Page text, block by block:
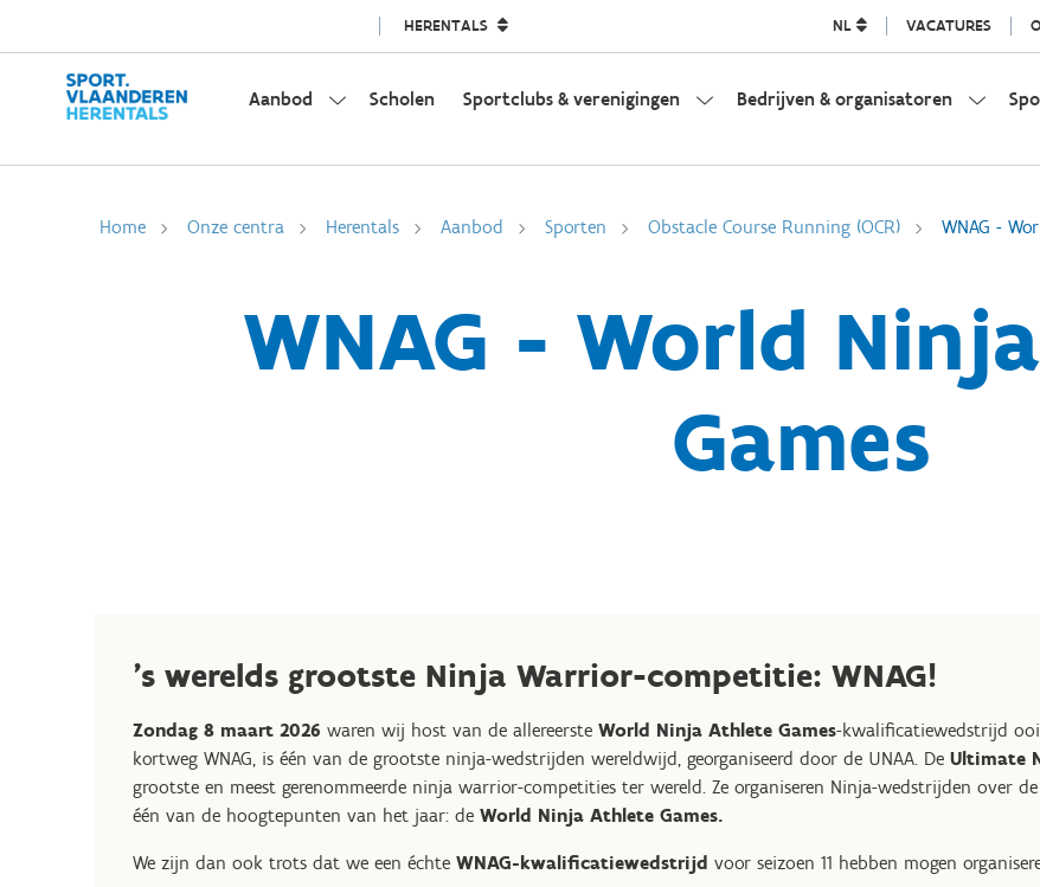
HERENTALS NL VACATURES
Aanbod Scholen Sportclubs & verenigingen Bedrijven & organisatoren
Home Onze centra Herentals Aanbod Sporten Obstacle Course Running (OCR) WNAG -
WNAG - World
Games
's werelds grootste Ninja Warrior-competitie: WNAG!
Zondag 8 maart 2026 waren wij host van de allereerste World Ninja Athlete Games-kwalificatiewedstrijd
kortweg WNAG, is één van de grootste ninja-wedstrijden wereldwijd, georganiseerd door de UNAA. De Ultimate
grootste en meest gerenommeerde ninja warrior-competities ter wereld. Ze organiseren Ninja-wedstrijden over
één van de hoogtepunten van het jaar: de World Ninja Athlete Games.
We zijn dan ook trots dat we een échte WNAG-kwalificatiewedstrijd voor seizoen 11 hebben mogen